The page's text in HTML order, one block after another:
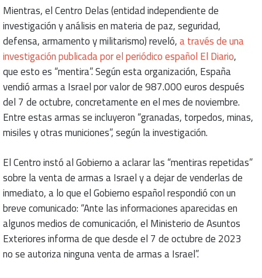
Mientras, el Centro Delas (entidad independiente de
investigación y análisis en materia de paz, seguridad,
defensa, armamento y militarismo) reveló,a través de una
investigación publicada por el periódico español El Diario,
que esto es “mentira”. Según esta organización, España
vendió armas a Israel por valor de 987.000 euros después
del 7 de octubre, concretamente en el mes de noviembre.
Entre estas armas se incluyeron “granadas, torpedos, minas,
misiles y otras municiones”, según la investigación.
El Centro instó al Gobierno a aclarar las “mentiras repetidas”
sobre la venta de armas a Israel y a dejar de venderlas de
inmediato, a lo que el Gobierno español respondió con un
breve comunicado: “Ante las informaciones aparecidas en
algunos medios de comunicación, el Ministerio de Asuntos
Exteriores informa de que desde el 7 de octubre de 2023
no se autoriza ninguna venta de armas a Israel”.